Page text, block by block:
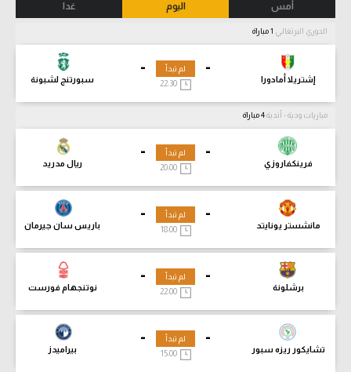
أمس اليوم غدا
الدوري البرتغالي
-
إشتريلا أمادورا
-
سبورتنج لشبونة
لم تبدأ
مباريات ودية - أندية
-
فرينكفاروزي
-
ريال مدريد
لم تبدأ
-
مانشستر يونايتد
-
باريس سان جيرمان
لم تبدأ
18:00
-
برشلونة
-
نوتنجهام فورست
لم تبدأ
-
تشايكور ريزه سبور
-
بيراميدز
لم تبدأ
15:00